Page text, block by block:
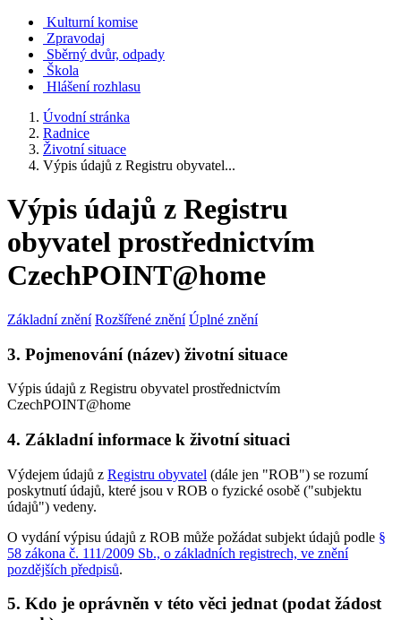
Kulturní komise
Zpravodaj
Sběrný dvůr, odpady
Škola
Hlášení rozhlasu
Úvodní stránka
Radnice
Životní situace
Výpis údajů z Registru obyvatel...
Výpis údajů z Registru
obyvatel prostřednictvím
CzechPOINT@home
Základní znění Rozšířené znění Úplné znění
3. Pojmenování (název) životní situace
Výpis údajů z Registru obyvatel prostřednictvím
CzechPOINT@home
4. Základní informace k životní situaci
Výdejem údajů z Registru obyvatel (dále jen "ROB") se rozumí
poskytnutí údajů, které jsou v ROB o fyzické osobě ("subjektu
údajů") vedeny.
O vydání výpisu údajů z ROB může požádat subjekt údajů podle §
58 zákona č. 111/2009 Sb., o základních registrech, ve znění
pozdějších předpisů.
5. Kdo je oprávněn v této věci jednat (podat žádost